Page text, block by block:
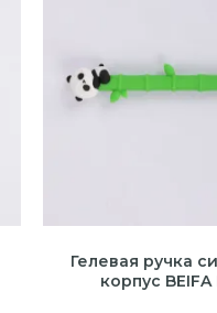
Гелевая ручка
корпус BEIFA